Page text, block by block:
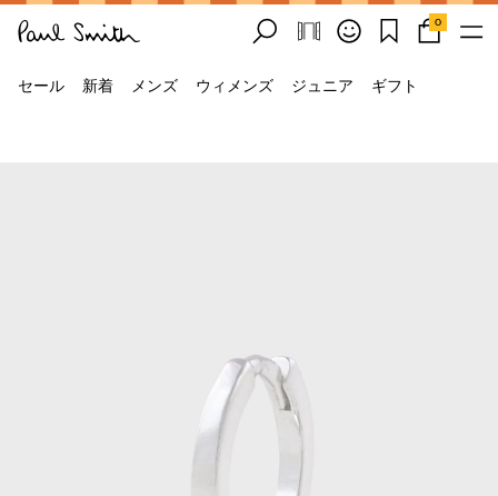
0
セール 新着 メンズ ウィメンズ ジュニア ギフト